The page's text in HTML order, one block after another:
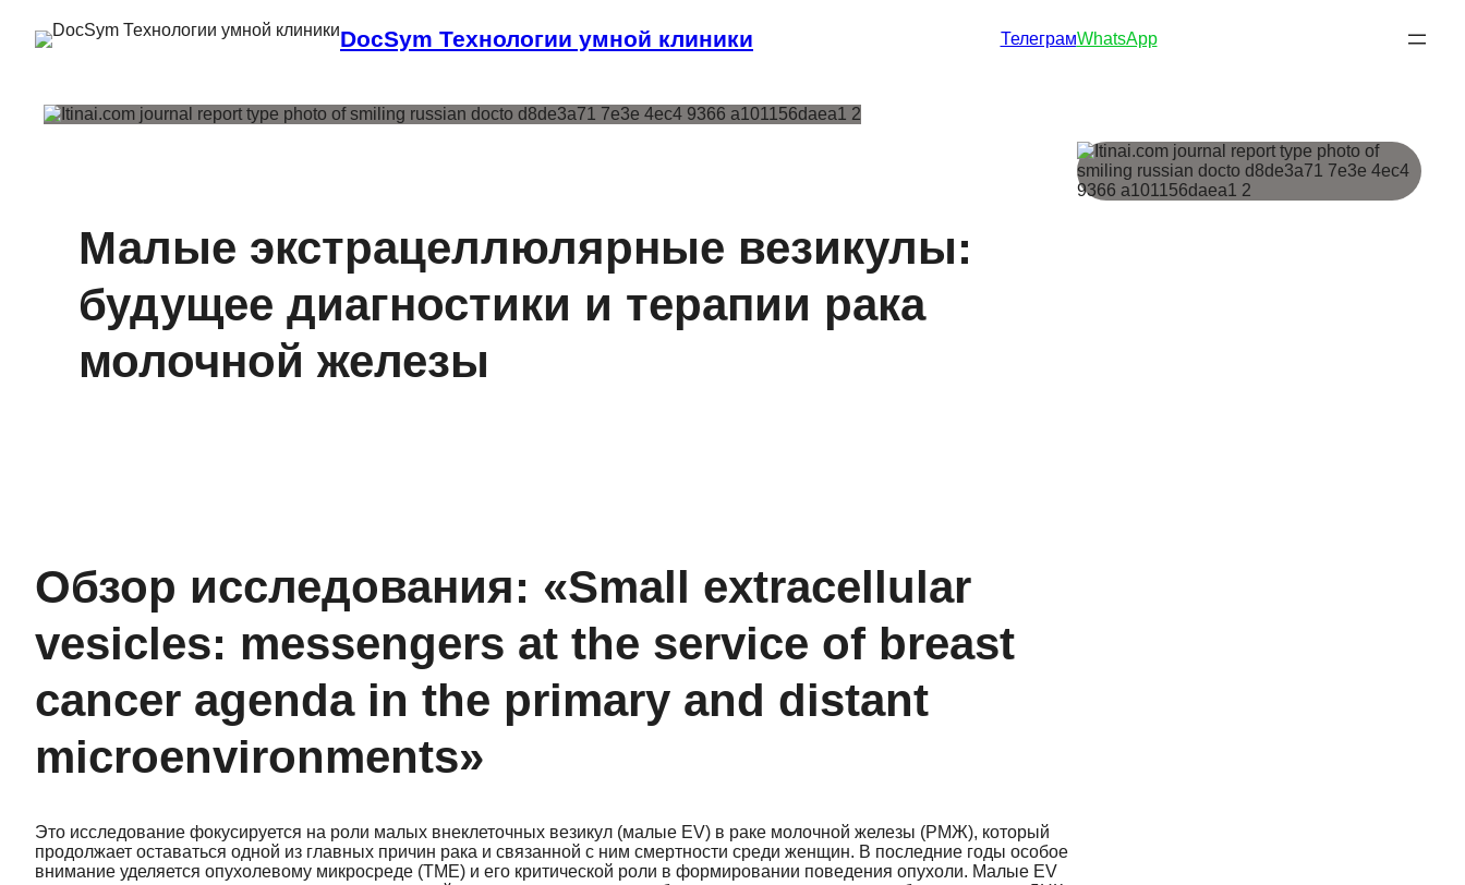
DocSym Технологии умной клиники ТелеграмWhatsApp
Малые экстрацеллюлярные везикулы:
будущее диагностики и терапии рака
молочной железы
Обзор исследования: «Small extracellular
vesicles: messengers at the service of breast
cancer agenda in the primary and distant
microenvironments»
Это исследование фокусируется на роли малых внеклеточных везикул (малые EV) в раке молочной железы (РМЖ), который
продолжает оставаться одной из главных причин рака и связанной с ним смертности среди женщин. В последние годы особое
внимание уделяется опухолевому микросреде (TME) и его критической роли в формировании поведения опухоли. Малые EV